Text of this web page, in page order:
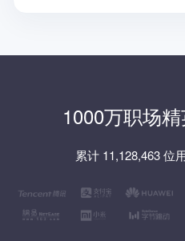
1000万职场
累计 11,128,463 位